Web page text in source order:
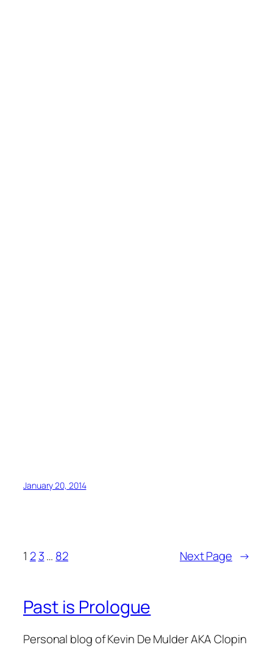
January 20, 2014
1 2 3… 82 Next Page →
Past is Prologue
Personal blog of Kevin De Mulder AKA Clopin